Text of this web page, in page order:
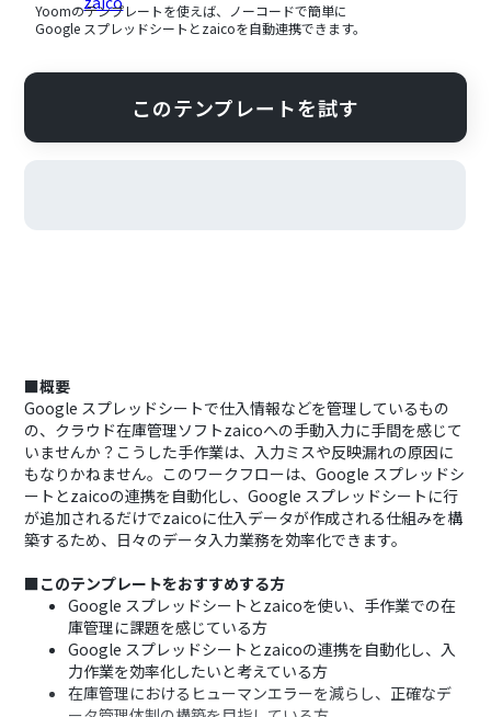
Yoomのテンプレートを使えば、ノーコードで簡単に
Google スプレッドシート とzaicoを自動連携できます。
このテンプレートを試す
■概要
Google スプレッドシートで仕入情報などを管理しているもの
の、クラウド在庫管理ソフトzaicoへの手動入力に手間を感じて
いませんか？こうした手作業は、入力ミスや反映漏れの原因に
もなりかねません。このワークフローは、Google スプレッドシ
ートとzaicoの連携を自動化し、Google スプレッドシートに行
が追加されるだけでzaicoに仕入データが作成される仕組みを構
築するため、日々のデータ入力業務を効率化できます。
■このテンプレートをおすすめする方
Google スプレッドシートとzaicoを使い、手作業での在
庫管理に課題を感じている方
Google スプレッドシートとzaicoの連携を自動化し、入
力作業を効率化したいと考えている方
在庫管理におけるヒューマンエラーを減らし、正確なデ